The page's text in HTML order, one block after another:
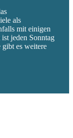
als
mit einigen
jeden Sonntag
es weitere